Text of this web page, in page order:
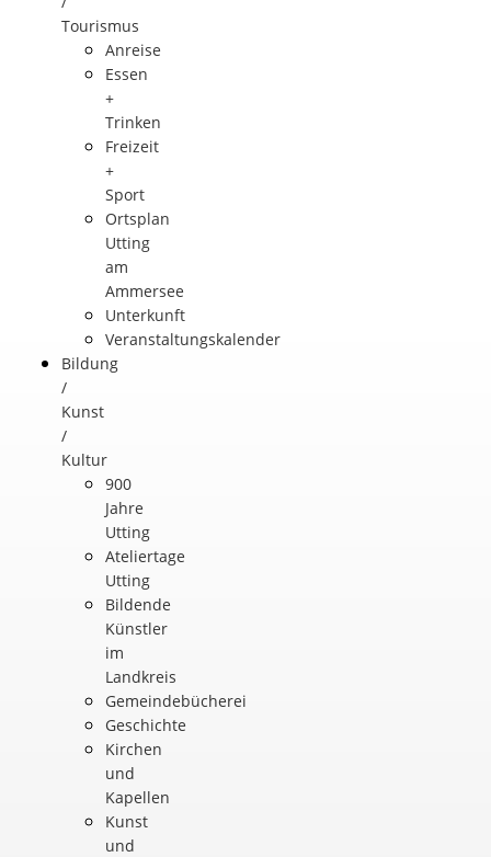
Tourismus
Anreise
Essen
+
Trinken
Freizeit
+
Sport
Ortsplan
Utting
am
Ammersee
Unterkunft
Veranstaltungskalender
Bildung
/
Kunst
/
Kultur
900
Jahre
Utting
Ateliertage
Utting
Bildende
Künstler
im
Landkreis
Gemeindebücherei
Geschichte
Kirchen
und
Kapellen
Kunst
und